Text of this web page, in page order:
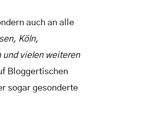
auch an alle
Köln,
und vielen weiteren
Bloggertischen
sogar gesonderte